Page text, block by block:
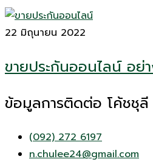
22 มิถุนายน 2022
ขายประกันออนไลน์ อย่
ข้อมูลการติดต่อ โค้ชชุลี
(092) 272 6197
n.chulee24@gmail.com